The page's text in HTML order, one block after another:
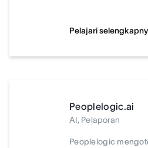
Pelajari
Peoplelogic.ai
AI, Pelaporan
Peoplelogic